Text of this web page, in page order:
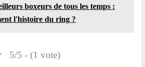
boxeurs de tous les temps :
l'histoire du ring ?
5/5 - (1 vote)